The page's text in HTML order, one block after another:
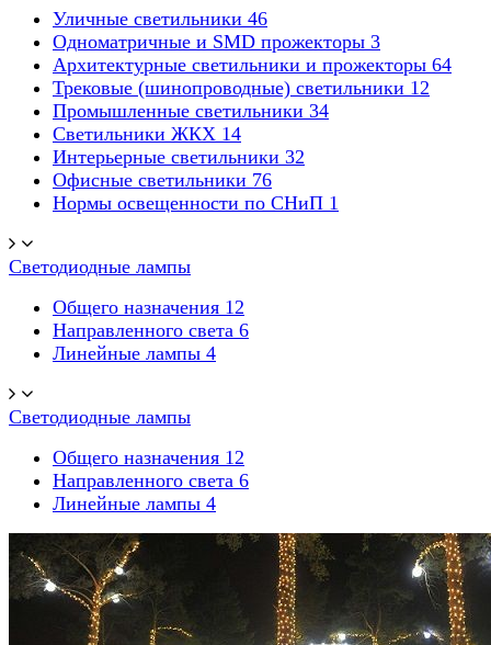
Уличные светильники 46
Одноматричные и SMD прожекторы 3
Архитектурные светильники и прожекторы 64
Трековые (шинопроводные) светильники 12
Промышленные светильники 34
Светильники ЖКХ 14
Интерьерные светильники 32
Офисные светильники 76
Нормы освещенности по СНиП 1
Светодиодные лампы
Общего назначения 12
Направленного света 6
Линейные лампы 4
Светодиодные лампы
Общего назначения 12
Направленного света 6
Линейные лампы 4